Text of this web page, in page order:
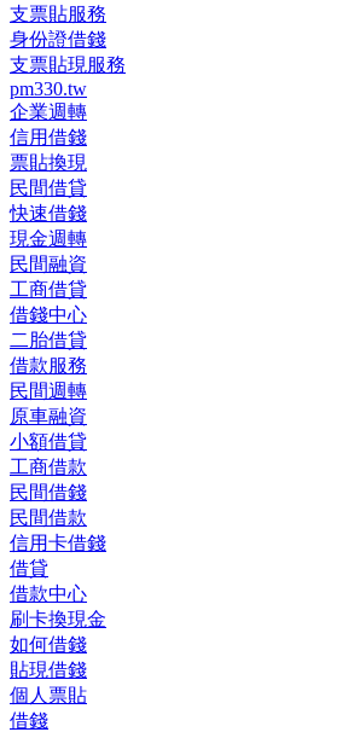
支票貼服務
身份證借錢
支票貼現服務
pm330.tw
企業週轉
信用借錢
票貼換現
民間借貸
快速借錢
現金週轉
民間融資
工商借貸
借錢中心
二胎借貸
借款服務
民間週轉
原車融資
小額借貸
工商借款
民間借錢
民間借款
信用卡借錢
借貸
借款中心
刷卡換現金
如何借錢
貼現借錢
個人票貼
借錢